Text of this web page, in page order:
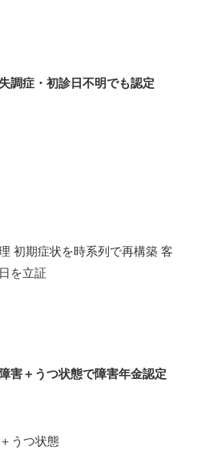
調症・初診日不明でも認定
初期症状を時系列で再構築 客
を立証
害＋うつ状態で障害年金認定
うつ状態